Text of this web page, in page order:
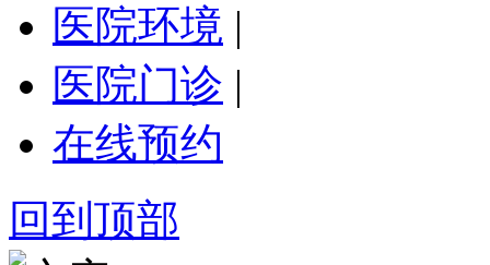
医院环境 |
医院门诊 |
在线预约
回到顶部